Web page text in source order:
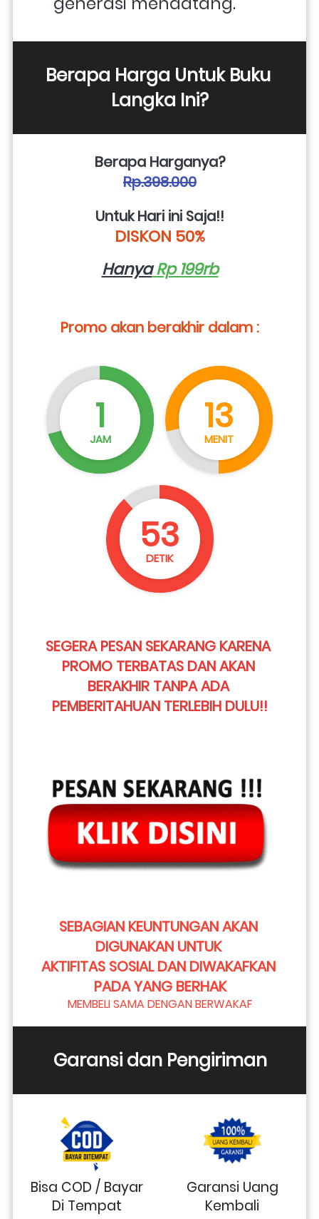
Berapa Harga Untuk Buku
Langka Ini?
Berapa Harganya?
Rp.398.000
Untuk Hari ini Saja!!
DISKON 50%
Hanya Rp 199rb
Promo akan berakhir dalam :
1
JAM
13
MENIT
52
DETIK
SEGERA PESAN SEKARANG KARENA
PROMO TERBATAS DAN AKAN
BERAKHIR TANPA ADA
PEMBERITAHUAN TERLEBIH DULU!!
SEBAGIAN KEUNTUNGAN AKAN
DIGUNAKAN UNTUK
AKTIFITAS SOSIAL DAN DIWAKAFKAN
PADA YANG BERHAK
MEMBELI SAMA DENGAN BERWAKAF
Garansi dan Pengiriman
Bisa COD / Bayar
Di Tempat
Garansi Uang
Kembali